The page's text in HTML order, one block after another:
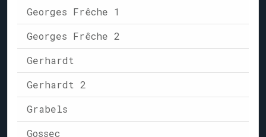
Georges Frêche 1
Georges Frêche 2
Gerhardt
Gerhardt 2
Grabels
Gossec